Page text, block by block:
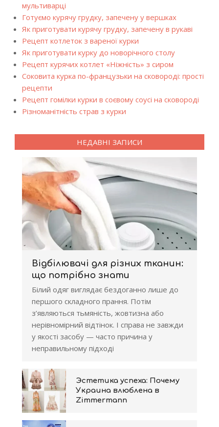
мультиварці
Готуємо курячу грудку, запечену у вершках
Як приготувати курячу грудку, запечену в рукаві
Рецепт котлеток з вареної курки
Як приготувати курку до новорічного столу
Рецепт курячих котлет «Ніжність» з сиром
Соковита курка по-французьки на сковороді: прості
рецепти
Рецепт гомілки курки в соєвому соусі на сковороді
Різноманітність страв з курки
НЕДАВНІ ЗАПИСИ
Відбілювачі для різних тканин:
що потрібно знати
Білий одяг виглядає бездоганно лише до
першого складного прання. Потім
з’являються тьмяність, жовтизна або
нерівномірний відтінок. І справа не завжди
у якості засобу — часто причина у
неправильному підході
Эстетика успеха: Почему
Украина влюблена в
Zimmermann